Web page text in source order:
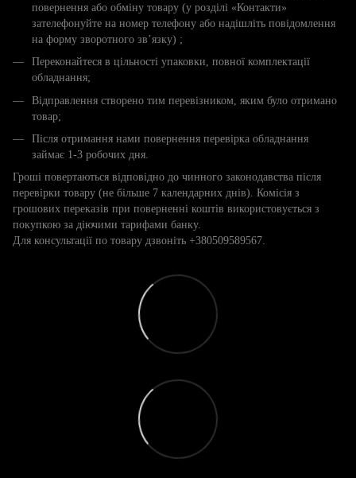
повернення або обміну товару (у розділі «Контакти»
зателефонуйте на номер телефону або надішліть повідомлення
на форму зворотного зв’язку) ;
Переконайтеся в цільності упаковки, повної комплектації
обладнання;
Відправлення створено тим перевізником, яким було отримано
товар;
Після отримання нами повернення перевірка обладнання
займає 1-3 робочих дня.
Гроші повертаються відповідно до чинного законодавства після
перевірки товару (не більше 7 календарних днів). Комісія з
грошових переказів при поверненні коштів використовується з
покупкою за діючими тарифами банку.
Для консультації по товару дзвоніть +380509589567.